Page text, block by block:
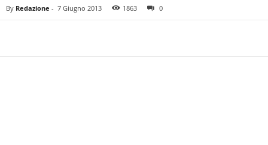
o
By Redazione - 7 Giugno 2013 1863 0